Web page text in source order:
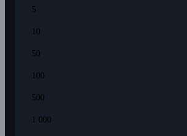
5
10
50
100
500
1 000